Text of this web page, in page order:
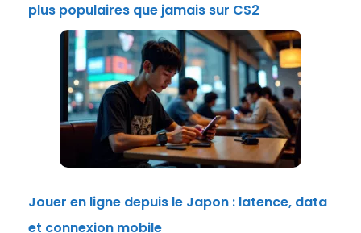
plus populaires que jamais sur CS2
Jouer en ligne depuis le Japon : latence, data
et connexion mobile